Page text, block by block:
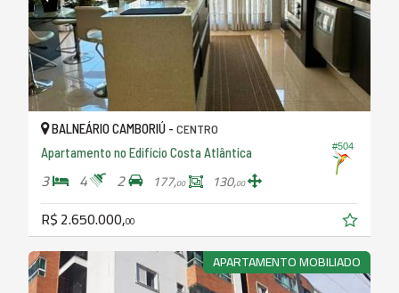
#504
BALNEÁRIO CAMBORIÚ - CENTRO
Apartamento no Edifício Costa Atlântica
3 4 2 177,00 130,00
R$ 2.650.000,00
APARTAMENTO MOBILIADO